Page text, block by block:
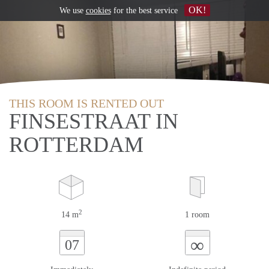
THIS ROOM IS RENTED OUT
FINSESTRAAT IN
ROTTERDAM
14 m2 1 room
07 ∞
We use cookiesfor the best service OK!